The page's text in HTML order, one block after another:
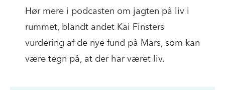
Hør mere i podcasten om jagten på liv i
rummet, blandt andet Kai Finsters
vurdering af de nye fund på Mars, som kan
være tegn på, at der har været liv.